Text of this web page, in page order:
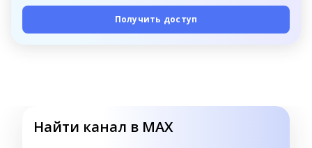
Получить доступ
Найти канал в MAX